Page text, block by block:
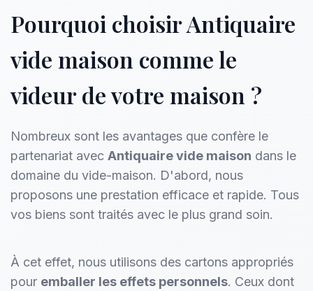
Pourquoi choisir Antiquaire
vide maison comme le
videur de votre maison ?
Nombreux sont les avantages que confère le
partenariat avec Antiquaire vide maison dans le
domaine du vide-maison. D'abord, nous
proposons une prestation efficace et rapide. Tous
vos biens sont traités avec le plus grand soin.
À cet effet, nous utilisons des cartons appropriés
pour emballer les effets personnels. Ceux dont